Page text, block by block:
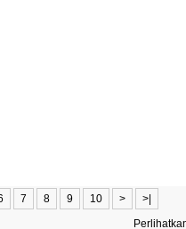
7 8 9 10 >
>|